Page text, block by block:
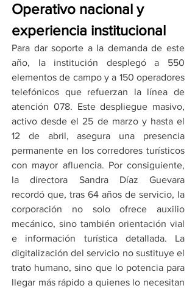
Operativo nacional y
experiencia institucional
Para dar soporte a la demanda de este
año, la institución desplegó a 550
elementos de campo y a 150 operadores
telefónicos que refuerzan la línea de
atención 078. Este despliegue masivo,
activo desde el 25 de marzo y hasta el
12 de abril, asegura una presencia
permanente en los corredores turísticos
con mayor afluencia. Por consiguiente,
la directora Sandra Díaz Guevara
recordó que, tras 64 años de servicio, la
corporación no solo ofrece auxilio
mecánico, sino también orientación vial
e información turística detallada. La
digitalización del servicio no sustituye el
trato humano, sino que lo potencia para
llegar más rápido a quienes lo necesitan